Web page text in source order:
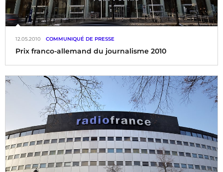
Prix franco-allemand du journalisme 2010
12.05.2010 COMMUNIQUÉ DE PRESSE
Radio France et Deutschlandradio reçoivent le Prix Franco-
Allemand du Journalisme 2010 - catégorie radio pour
l’opération « Radio France fait le mur »